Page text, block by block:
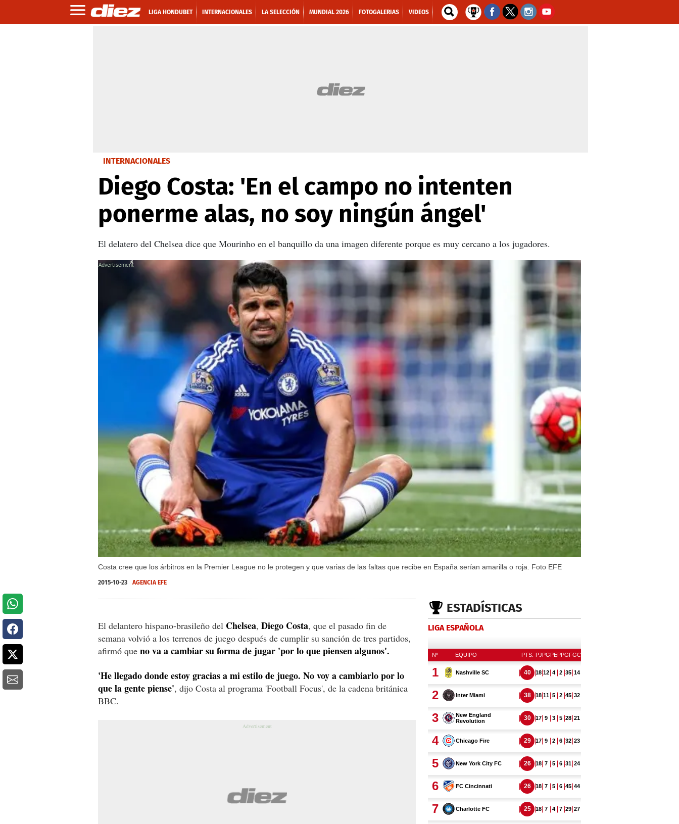
LIGA HONDUBET INTERNACIONALES LA SELECCIÓN MUNDIAL 2026 FOTOGALERIAS VIDEOS
INTERNACIONALES
Diego Costa: 'En el campo no intenten
ponerme alas, no soy ningún ángel'
El delatero del Chelsea dice que Mourinho en el banquillo da una imagen diferente porque es muy cercano a los jugadores.
Costa cree que los árbitros en la Premier League no le protegen y que varias de las faltas que recibe en España serían amarilla o roja. Foto EFE
X
2015-10-23 AGENCIA EFE
El delantero hispano-brasileño del Chelsea, Diego Costa, que el pasado fin de
semana volvió a los terrenos de juego después de cumplir su sanción de tres partidos,
afirmó que no va a cambiar su forma de jugar 'por lo que piensen algunos'.
'He llegado donde estoy gracias a mi estilo de juego. No voy a cambiarlo por lo
que la gente piense', dijo Costa al programa 'Football Focus', de la cadena británica
BBC.
ESTADÍSTICAS
LIGA ESPAÑOLA